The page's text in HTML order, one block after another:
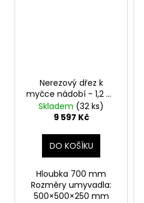
Nerezový dřez k
myčce nádobí - 1,2 m,
1 umyvadlo vpravo,
hloubka 70 cm
Skladem (32 ks)
9 597 Kč
DO KOŠÍKU
Hloubka 700 mm
Rozměry umyvadla:
500×500×250 mm